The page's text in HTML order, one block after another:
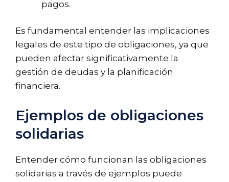
pagos.
Es fundamental entender las implicaciones
legales de este tipo de obligaciones, ya que
pueden afectar significativamente la
gestión de deudas y la planificación
financiera.
Ejemplos de obligaciones
solidarias
Entender cómo funcionan las obligaciones
solidarias a través de ejemplos puede